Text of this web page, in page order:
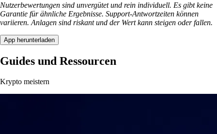
Nutzerbewertungen sind unvergütet und rein individuell. Es gibt keine
Garantie für ähnliche Ergebnisse. Support-Antwortzeiten können
variieren. Anlagen sind riskant und der Wert kann steigen oder fallen.
App herunterladen
Guides und Ressourcen
Krypto meistern